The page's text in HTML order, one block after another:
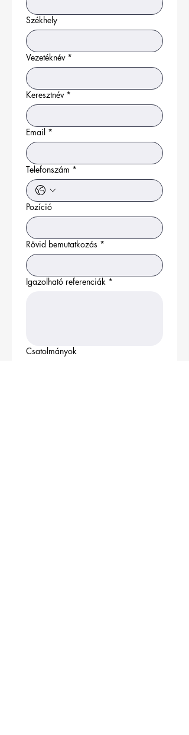
Székhely
Vezetéknév *
Keresztnév *
Email *
Telefonszám *
Pozíció
Rövid bemutatkozás *
Igazolható referenciák *
Csatolmányok